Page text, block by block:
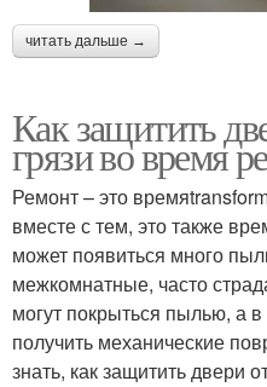
читать дальше →
Как защитить
грязи во время
Ремонт – это
вместе с тем, это также
может появиться много
межкомнатные, часто
могут покрыться пылью, а
получить механические
знать, как защитить двери